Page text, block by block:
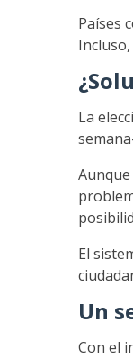
Países
La
El
Un
Con el